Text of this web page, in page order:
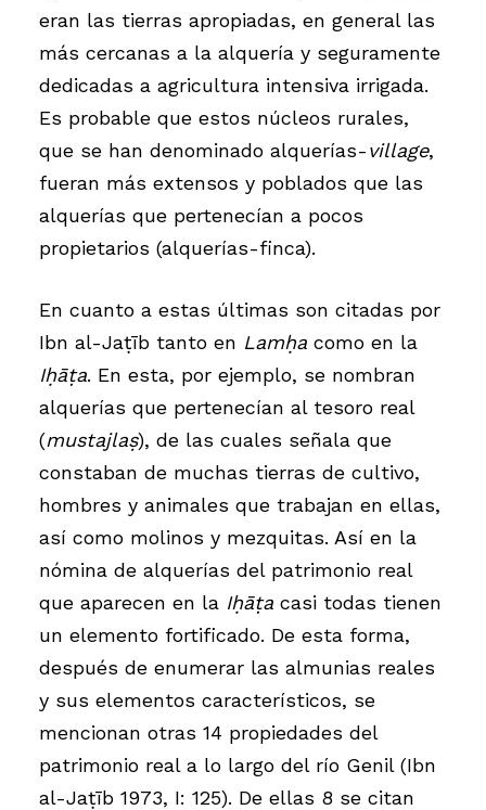
eran las tierras apropiadas, en general las
más cercanas a la alquería y seguramente
dedicadas a agricultura intensiva irrigada.
Es probable que estos núcleos rurales,
que se han denominado alquerías-village,
fueran más extensos y poblados que las
alquerías que pertenecían a pocos
propietarios (alquerías-finca).
En cuanto a estas últimas son citadas por
Ibn al-Jaṭīb tanto en Lamḥacomo en la
Iḥāṭa. En esta, por ejemplo, se nombran
alquerías que pertenecían al tesoro real
(mustajlaṣ), de las cuales señala que
constaban de muchas tierras de cultivo,
hombres y animales que trabajan en ellas,
así como molinos y mezquitas. Así en la
nómina de alquerías del patrimonio real
que aparecen en la Iḥāṭacasi todas tienen
un elemento fortificado. De esta forma,
después de enumerar las almunias reales
y sus elementos característicos, se
mencionan otras 14 propiedades del
patrimonio real a lo largo del río Genil (Ibn
al-Jaṭīb 1973, I: 125). De ellas 8 se citan